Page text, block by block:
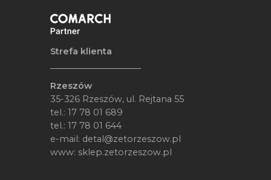
Strefa klienta
Rzeszów
35-326 Rzeszów, ul. Rejtana 55
tel.: 17 78 01 689
tel.: 17 78 01 644
e-mail: detal@zetorzeszow.pl
www: sklep.zetorzeszow.pl